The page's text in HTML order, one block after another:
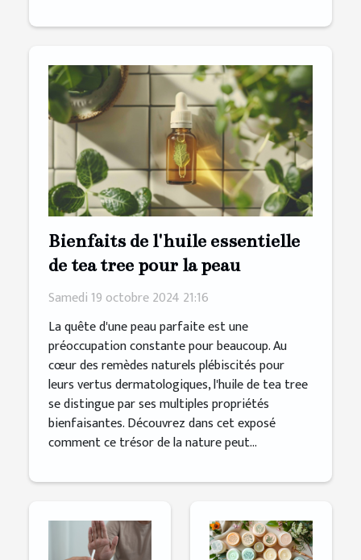
Bienfaits de l'huile essentielle
de tea tree pour la peau
Samedi 19 octobre 2024 21:16
La quête d'une peau parfaite est une
préoccupation constante pour beaucoup. Au
cœur des remèdes naturels plébiscités pour
leurs vertus dermatologiques, l'huile de tea tree
se distingue par ses multiples propriétés
bienfaisantes. Découvrez dans cet exposé
comment ce trésor de la nature peut...